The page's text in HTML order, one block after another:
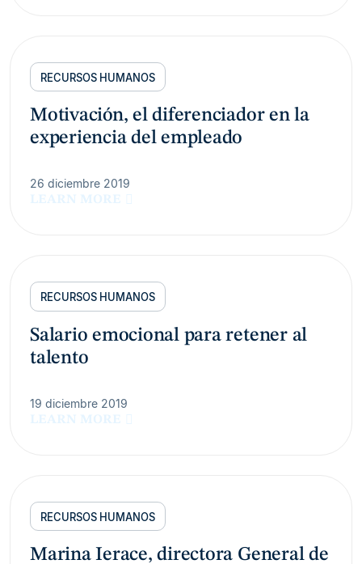
RECURSOS HUMANOS
Motivación, el diferenciador en la
experiencia del empleado
26 diciembre 2019
LEARN MORE
RECURSOS HUMANOS
Salario emocional para retener al
talento
19 diciembre 2019
LEARN MORE
RECURSOS HUMANOS
Marina Ierace, directora General de